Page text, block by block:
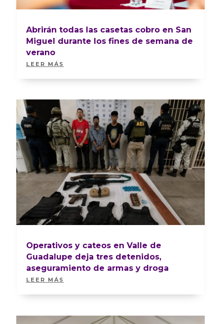
Abrirán todas las casetas cobro en San
Miguel durante los fines de semana de
verano
LEER MÁS
Operativos y cateos en Valle de
Guadalupe deja tres detenidos,
aseguramiento de armas y droga
LEER MÁS